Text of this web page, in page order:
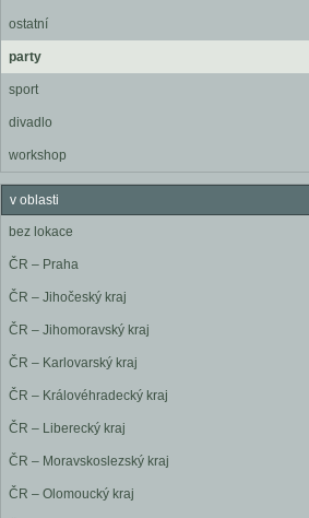
ostatní
party
sport
divadlo
workshop
v oblasti
bez lokace
ČR – Praha
ČR – Jihočeský kraj
ČR – Jihomoravský kraj
ČR – Karlovarský kraj
ČR – Královéhradecký kraj
ČR – Liberecký kraj
ČR – Moravskoslezský kraj
ČR – Olomoucký kraj